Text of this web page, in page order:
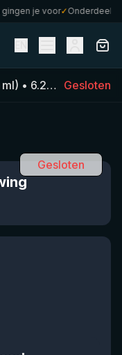
je voor✓Onderdeel van
ml) • 6.2% •Sour -
Gesloten
Gesloten